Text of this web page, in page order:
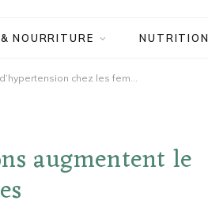
NOURRITURE NUTRITION
Le harcèlement sexuel et les agressions augmentent le risque d’hypertension chez les femmes
augmentent le